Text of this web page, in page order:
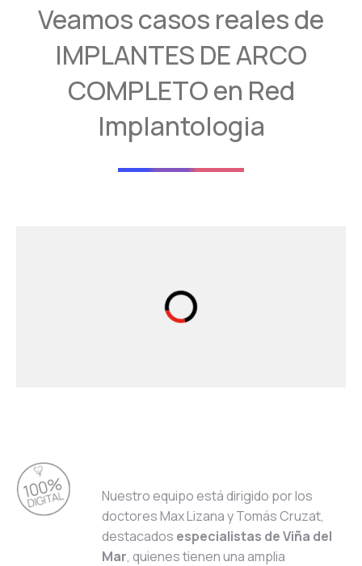
Veamos casos reales de
IMPLANTES DE ARCO
COMPLETO en Red
Implantologia
Nuestro equipo está dirigido por los
doctores Max Lizana y Tomás Cruzat,
destacados especialistas de Viña del
Mar, quienes tienen una amplia